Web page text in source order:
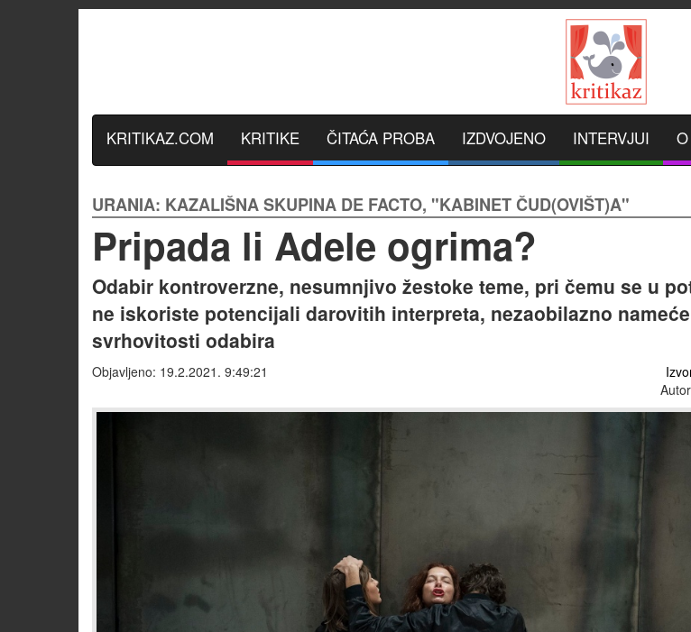
KRITIKAZ.COM KRITIKE ČITAĆA PROBA IZDVOJENO INTERVJUI
URANIA: KAZALIŠNA SKUPINA DE FACTO, "KABINET ČUD(OVIŠT)A"
Pripada li Adele ogrima?
Odabir kontroverzne, nesumnjivo žestoke teme, pri čemu se u
ne iskoriste potencijali darovitih interpreta, nezaobilazno
svrhovitosti odabira
Objavljeno: 19.2.2021. 9:49:21